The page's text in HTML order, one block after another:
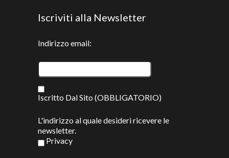
Iscriviti alla Newsletter
Indirizzo email:
Iscritto Dal Sito (OBBLIGATORIO)
L'indirizzo al quale desideri ricevere le
newsletter.
Privacy